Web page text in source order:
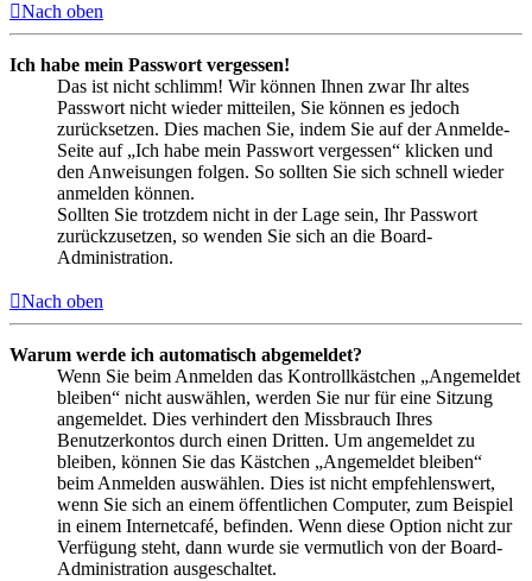
Nach oben
Ich habe mein Passwort vergessen!
Das ist nicht schlimm! Wir können Ihnen zwar Ihr altes
Passwort nicht wieder mitteilen, Sie können es jedoch
zurücksetzen. Dies machen Sie, indem Sie auf der Anmelde-
Seite auf „Ich habe mein Passwort vergessen“ klicken und
den Anweisungen folgen. So sollten Sie sich schnell wieder
anmelden können.
Sollten Sie trotzdem nicht in der Lage sein, Ihr Passwort
zurückzusetzen, so wenden Sie sich an die Board-
Administration.
Nach oben
Warum werde ich automatisch abgemeldet?
Wenn Sie beim Anmelden das Kontrollkästchen „Angemeldet
bleiben“ nicht auswählen, werden Sie nur für eine Sitzung
angemeldet. Dies verhindert den Missbrauch Ihres
Benutzerkontos durch einen Dritten. Um angemeldet zu
bleiben, können Sie das Kästchen „Angemeldet bleiben“
beim Anmelden auswählen. Dies ist nicht empfehlenswert,
wenn Sie sich an einem öffentlichen Computer, zum Beispiel
in einem Internetcafé, befinden. Wenn diese Option nicht zur
Verfügung steht, dann wurde sie vermutlich von der Board-
Administration ausgeschaltet.